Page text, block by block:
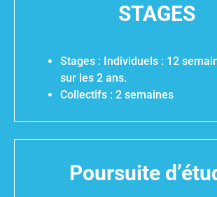
STAGES
Stages : Individuels : 12
sur les 2 ans.
Collectifs : 2 semaines
Poursuite